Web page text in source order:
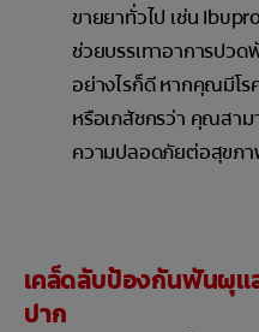
ขายยาทั่วไป เช่น
ช่วยบรรเทาอาการปว
อย่างไรก็ดี หากคุณมีโ
หรือเภสัชกรว่า คุณสาม
ความปลอดภัยต่อสุขภ
เคล็ดลับป้องกันฟันผุแ
ปาก